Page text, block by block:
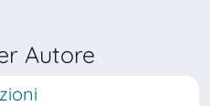
Autore